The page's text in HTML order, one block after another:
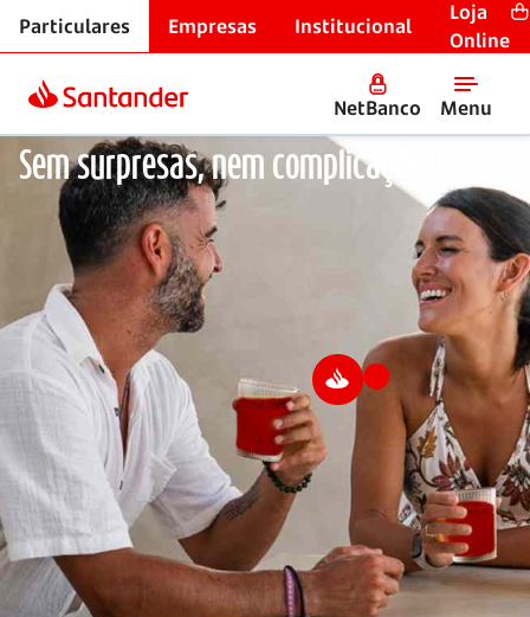
Particulares Empresas Institucional
Loja
Online
NetBanco Menu
Início
Sem surpresas, nem complicações!